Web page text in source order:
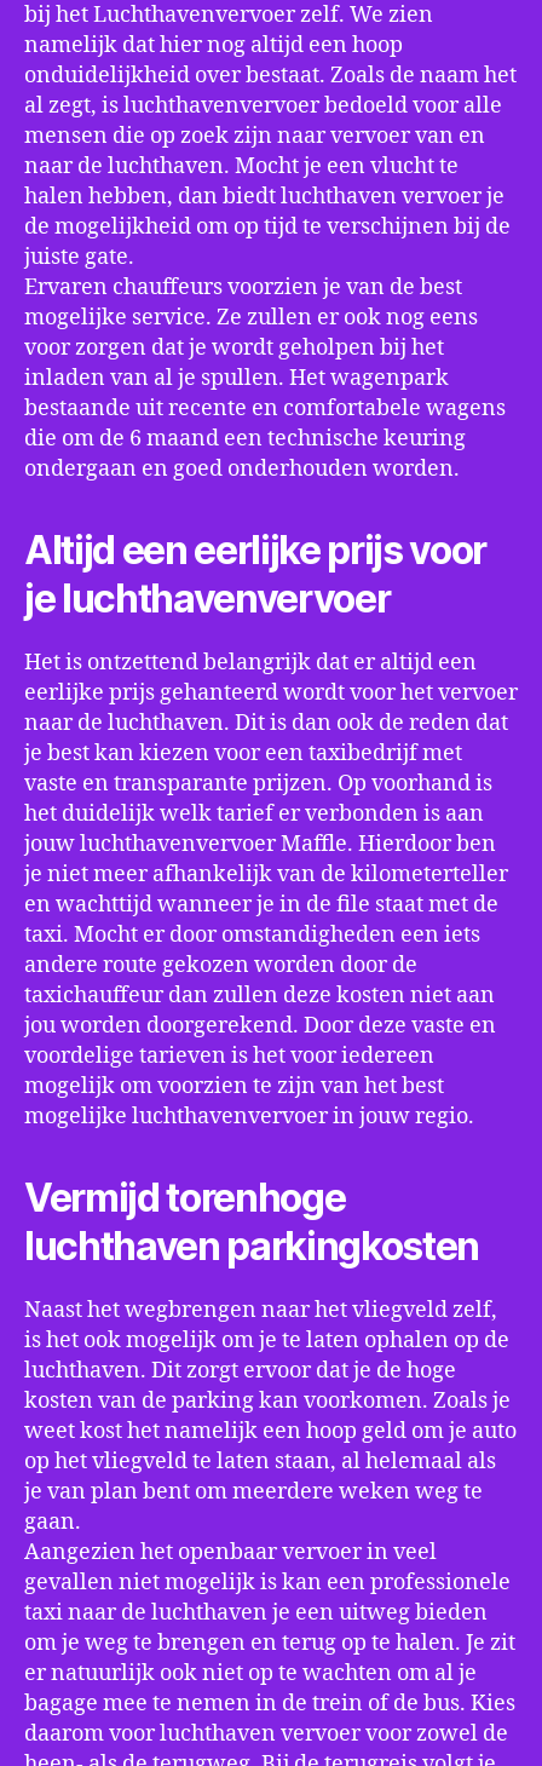
bij het Luchthavenvervoer zelf. We zien
namelijk dat hier nog altijd een hoop
onduidelijkheid over bestaat. Zoals de naam het
al zegt, is luchthavenvervoer bedoeld voor alle
mensen die op zoek zijn naar vervoer van en
naar de luchthaven. Mocht je een vlucht te
halen hebben, dan biedt luchthaven vervoer je
de mogelijkheid om op tijd te verschijnen bij de
juiste gate.
Ervaren chauffeurs voorzien je van de best
mogelijke service. Ze zullen er ook nog eens
voor zorgen dat je wordt geholpen bij het
inladen van al je spullen. Het wagenpark
bestaande uit recente en comfortabele wagens
die om de 6 maand een technische keuring
ondergaan en goed onderhouden worden.
Altijd een eerlijke prijs voor
je luchthavenvervoer
Het is ontzettend belangrijk dat er altijd een
eerlijke prijs gehanteerd wordt voor het vervoer
naar de luchthaven. Dit is dan ook de reden dat
je best kan kiezen voor een taxibedrijf met
vaste en transparante prijzen. Op voorhand is
het duidelijk welk tarief er verbonden is aan
jouw luchthavenvervoer Maffle. Hierdoor ben
je niet meer afhankelijk van de kilometerteller
en wachttijd wanneer je in de file staat met de
taxi. Mocht er door omstandigheden een iets
andere route gekozen worden door de
taxichauffeur dan zullen deze kosten niet aan
jou worden doorgerekend. Door deze vaste en
voordelige tarieven is het voor iedereen
mogelijk om voorzien te zijn van het best
mogelijke luchthavenvervoer in jouw regio.
Vermijd torenhoge
luchthaven parkingkosten
Naast het wegbrengen naar het vliegveld zelf,
is het ook mogelijk om je te laten ophalen op de
luchthaven. Dit zorgt ervoor dat je de hoge
kosten van de parking kan voorkomen. Zoals je
weet kost het namelijk een hoop geld om je auto
op het vliegveld te laten staan, al helemaal als
je van plan bent om meerdere weken weg te
gaan.
Aangezien het openbaar vervoer in veel
gevallen niet mogelijk is kan een professionele
taxi naar de luchthaven je een uitweg bieden
om je weg te brengen en terug op te halen. Je zit
er natuurlijk ook niet op te wachten om al je
bagage mee te nemen in de trein of de bus. Kies
daarom voor luchthaven vervoer voor zowel de